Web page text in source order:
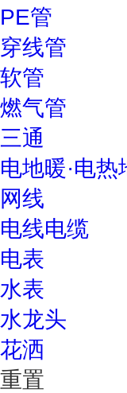
PE管
穿线管
软管
燃气管
三通
电地暖·电热
网线
电线电缆
电表
水表
水龙头
花洒
重置